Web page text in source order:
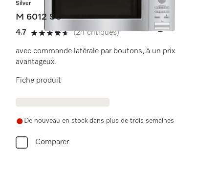
Silver
M 6012 SC
4.7
4.7 étoiles sur 5
(24 critiques)
avec commande latérale par boutons, à un prix
avantageux.
Fiche produit
De nouveau en stock dans plus de trois semaines
Comparer